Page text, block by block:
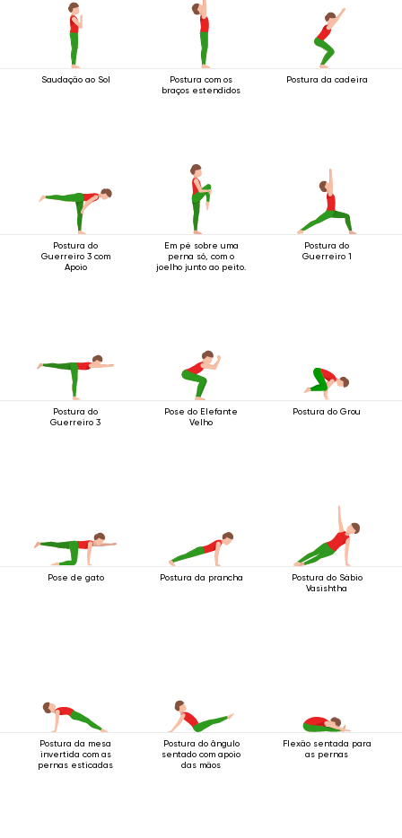
Saudação ao Sol
Postura com os
braços estendidos
Postura da cadeira
Postura do
Guerreiro 3 com
Apoio
Em pé sobre uma
perna só, com o
joelho junto ao peito.
Postura do
Guerreiro 1
Postura do
Guerreiro 3
Pose do Elefante
Velho
Postura do Grou
Pose de gato Postura da prancha
Postura do Sábio
Vasishtha
Postura da mesa
invertida com as
pernas esticadas
Postura do ângulo
sentado com apoio
das mãos
Flexão sentada para
as pernas